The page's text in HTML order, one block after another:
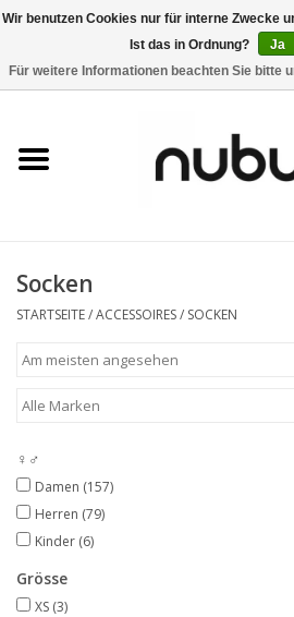
Damen
Accessoires
Home
Stores
Marken
Socken
STARTSEITE/ACCESSOIRES/ SOCKEN
♀♂
Damen (157)
Herren (79)
Kinder (6)
Grösse
XS (3)
Wir benutzen Cookies nur für interne Zwecke
Ist das in Ordnung?
Ja
Für weitere Informationen beachten Sie bitte